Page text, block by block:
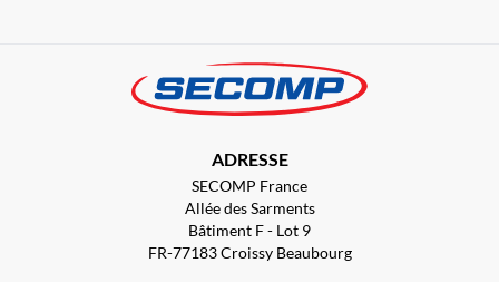
ADRESSE
SECOMP France
Allée des Sarments
Bâtiment F - Lot 9
FR-77183 Croissy Beaubourg